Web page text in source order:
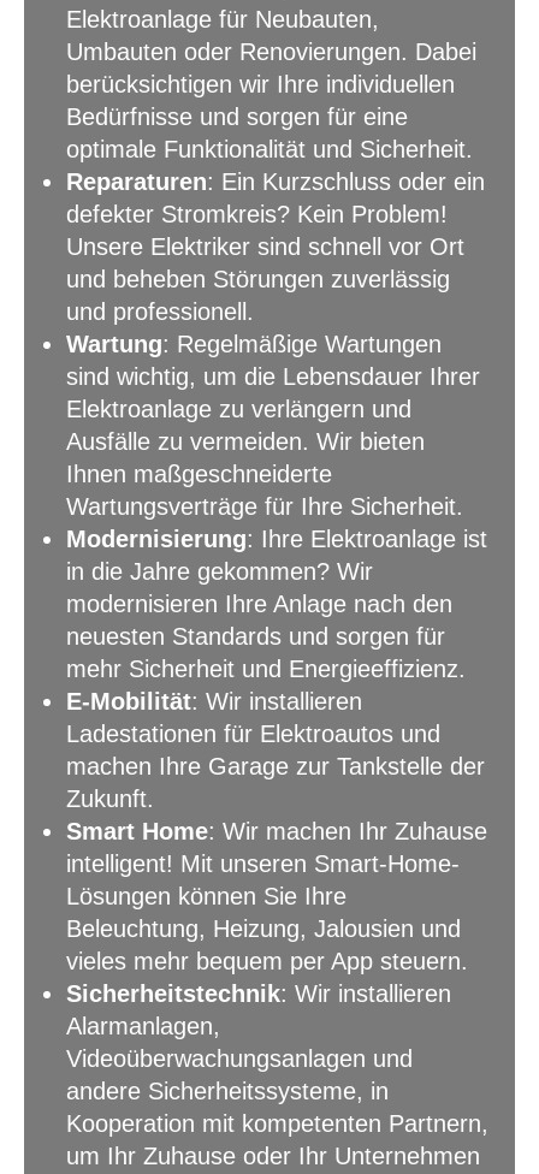
Elektroanlage für Neubauten,
Umbauten oder Renovierungen. Dabei
berücksichtigen wir Ihre individuellen
Bedürfnisse und sorgen für eine
optimale Funktionalität und Sicherheit.
Reparaturen: Ein Kurzschluss oder ein
defekter Stromkreis? Kein Problem!
Unsere Elektriker sind schnell vor Ort
und beheben Störungen zuverlässig
und professionell.
Wartung: Regelmäßige Wartungen
sind wichtig, um die Lebensdauer Ihrer
Elektroanlage zu verlängern und
Ausfälle zu vermeiden. Wir bieten
Ihnen maßgeschneiderte
Wartungsverträge für Ihre Sicherheit.
Modernisierung: Ihre Elektroanlage ist
in die Jahre gekommen? Wir
modernisieren Ihre Anlage nach den
neuesten Standards und sorgen für
mehr Sicherheit und Energieeffizienz.
E-Mobilität: Wir installieren
Ladestationen für Elektroautos und
machen Ihre Garage zur Tankstelle der
Zukunft.
Smart Home: Wir machen Ihr Zuhause
intelligent! Mit unseren Smart-Home-
Lösungen können Sie Ihre
Beleuchtung, Heizung, Jalousien und
vieles mehr bequem per App steuern.
Sicherheitstechnik: Wir installieren
Alarmanlagen,
Videoüberwachungsanlagen und
andere Sicherheitssysteme, in
Kooperation mit kompetenten Partnern,
um Ihr Zuhause oder Ihr Unternehmen